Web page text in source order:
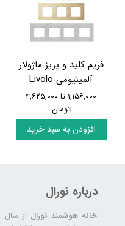
فریم کلید و پریز ماژولار
آلمینیومی Livolo
۱,۱۵۶,۰۰۰ تا ۴,۶۲۵,۰۰۰
تومان
افزودن به سبد خرید
درباره نورال
خانه هوشمند نورال